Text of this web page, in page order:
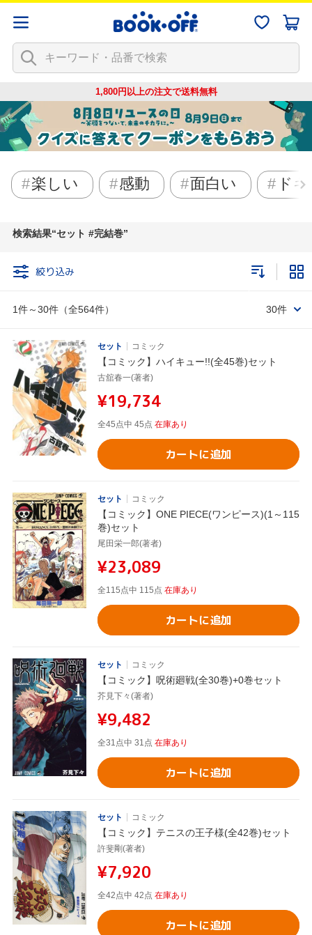
1,800円以上の注文で送料無料
楽しい 感動 面白い ド
検索結果 セット #完結巻
絞り込み
1件～30件（全564件） 30件
セット コミック
【コミック】ハイキュー!!(全45巻)セット
古舘春一(著者)
¥19,734
全45点中 45点 在庫あり
カートに追加
セット コミック
【コミック】ONE PIECE(ワンピース)(1～115
巻)セット
尾田栄一郎(著者)
¥23,089
全115点中 115点 在庫あり
カートに追加
セット コミック
【コミック】呪術廻戦(全30巻)+0巻セット
芥見下々(著者)
¥9,482
全31点中 31点 在庫あり
カートに追加
セット コミック
【コミック】テニスの王子様(全42巻)セット
許斐剛(著者)
¥7,920
全42点中 42点 在庫あり
カートに追加